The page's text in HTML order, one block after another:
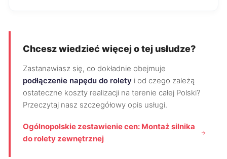
Chcesz wiedzieć więcej o tej usłudze?
Zastanawiasz się, co dokładnie obejmuje
podłączenie napędu do rolety i od czego zależą
ostateczne koszty realizacji na terenie całej Polski?
Przeczytaj nasz szczegółowy opis usługi.
Ogólnopolskie zestawienie cen: Montaż silnika
do rolety zewnętrznej